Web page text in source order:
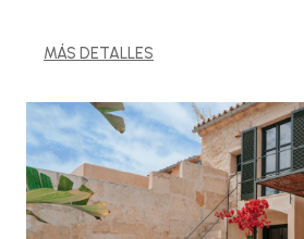
MÁS DETALLES